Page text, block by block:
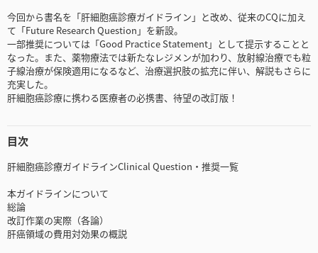
今回から書名を「肝細胞癌診療ガイドライン」と改め、従来のCQに加え
て「Future Research Question」を新設。
一部推奨については「Good Practice Statement」として提示することと
なった。また、薬物療法では新たなレジメンが加わり、放射線治療でも粒
子線治療が保険適用になるなど、治療選択肢の拡充に伴い、解説もさらに
充実した。
肝細胞癌診療に携わる医療者の必携書、待望の改訂版！
目次
肝細胞癌診療ガイドラインClinical Question・推奨一覧
本ガイドラインについて
総論
改訂作業の実際（各論）
肝癌領域の費用対効果の概説